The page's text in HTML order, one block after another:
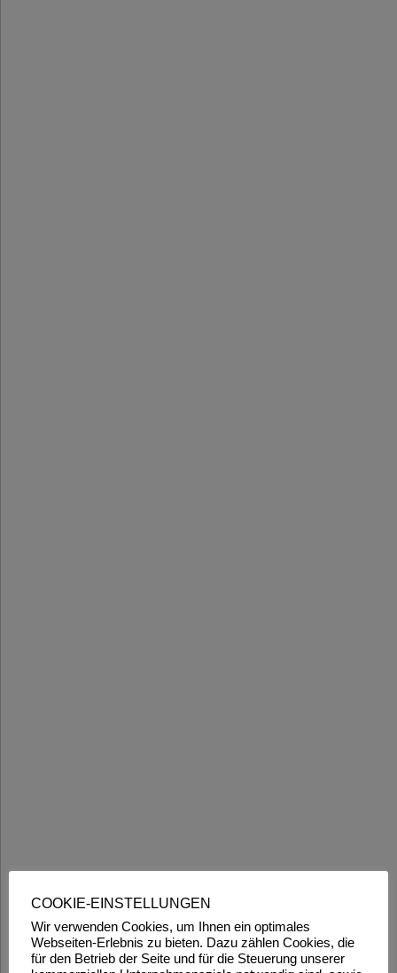
COOKIE-EINSTELLUNGEN
Wir verwenden Cookies, um Ihnen ein optimales
Webseiten-Erlebnis zu bieten. Dazu zählen Cookies, die
für den Betrieb der Seite und für die Steuerung unserer